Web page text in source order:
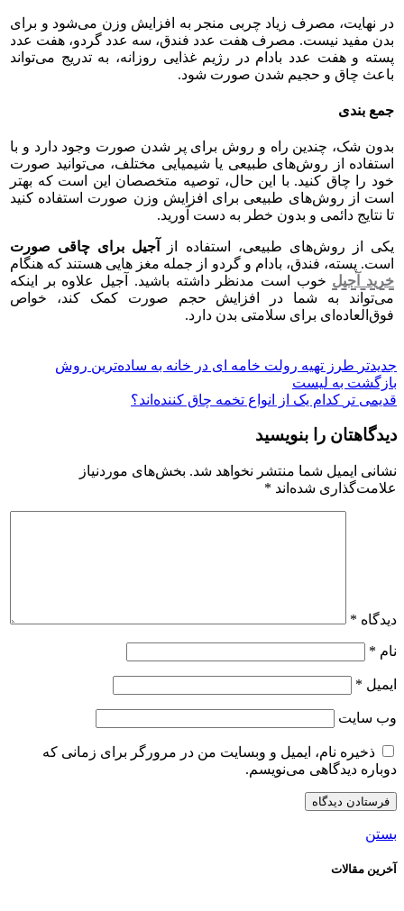
در نهایت، مصرف زیاد چربی منجر به افزایش وزن می‌شود و برای
بدن مفید نیست. مصرف هفت عدد فندق، سه عدد گردو، هفت عدد
پسته و هفت عدد بادام در رژیم غذایی روزانه، به تدریج می‌تواند
باعث چاق و حجیم شدن صورت شود.
جمع بندی
بدون شک، چندین راه و روش برای پر شدن صورت وجود دارد و با
استفاده از روش‌های طبیعی یا شیمیایی مختلف، می‌توانید صورت
خود را چاق کنید. با این حال، توصیه متخصصان این است که بهتر
است از روش‌های طبیعی برای افزایش وزن صورت استفاده کنید
تا نتایج دائمی و بدون خطر به دست آورید.
یکی از روش‌های طبیعی، استفاده از
آجیل برای چاقی صورت
است. پسته، فندق، بادام و گردو از جمله مغز هایی هستند که هنگام
خرید آجیل خوب است مدنظر داشته باشید. آجیل علاوه بر اینکه
می‌تواند به شما در افزایش حجم صورت کمک کند، خواص
فوق‌العاده‌ای برای سلامتی بدن دارد.
جدیدتر طرز تهیه رولت خامه ای در خانه به ساده‌ترین روش
بازگشت به لیست
قدیمی تر کدام یک از انواع تخمه چاق کننده‌اند؟
دیدگاهتان را بنویسید
نشانی ایمیل شما منتشر نخواهد شد. بخش‌های موردنیاز
علامت‌گذاری شده‌اند *
دیدگاه *
نام *
ایمیل *
وب‌ سایت
ذخیره نام، ایمیل و وبسایت من در مرورگر برای زمانی که
دوباره دیدگاهی می‌نویسم.
بستن
آخرین مقالات